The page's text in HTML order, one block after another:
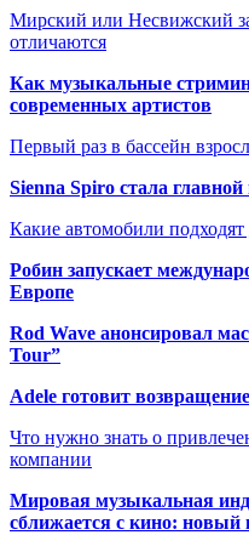
Мирский или Несвижский
отличаются
Как музыкальные
современных артистов
Первый раз в бассейн
Sienna Spiro стала
Какие автомобили
Робин запускает
Европе
Rod Wave анонсировал
Tour”
Adele готовит возвращение
Что нужно знать о
компании
Мировая музыкальная
сближается с кино: новый